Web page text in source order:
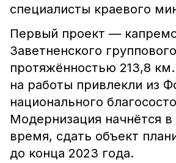
специалисты краевого
Первый проект —
Заветненского
протяжённостью 213,8
на работы привлекли из
национального
Модернизация начнётся
время, сдать объект
до конца 2023 года.